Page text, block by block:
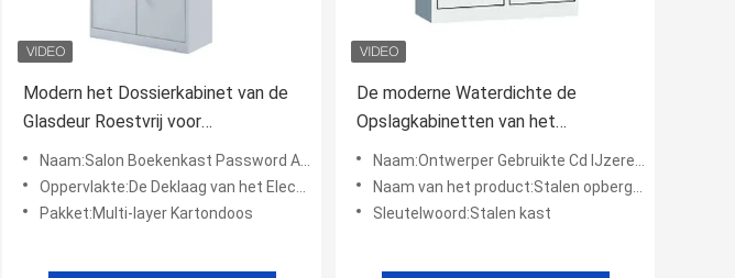
Modern het Dossierkabinet van de
Glasdeur Roestvrij voor
Bankregeringskantoor
Naam:Salon Boekenkast Password Archiefkaste Stereo Glasdeur Karton
Oppervlakte:De Deklaag van het Electrostasticpoeder
Pakket:Multi-layer Kartondoos
De moderne Waterdichte de
Opslagkabinetten van het
Metaalbureau krassen Bestand
OEM
Naam:Ontwerper Gebruikte Cd IJzeren Metalen File Cabinet Gereedschapsonderdelen Waterdicht
Naam van het product:Stalen opbergkast
Sleutelwoord:Stalen kast